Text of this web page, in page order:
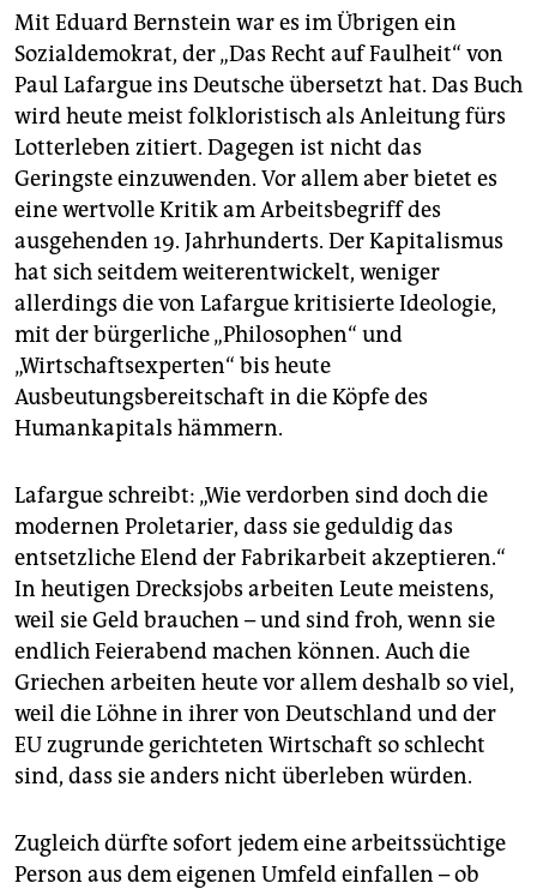
Mit Eduard Bernstein war es im Übrigen ein
Sozialdemokrat, der „Das Recht auf Faulheit“ von
Paul Lafargue ins Deutsche übersetzt hat. Das Buch
wird heute meist folk­loristisch als Anleitung fürs
Lotterleben zitiert. Dagegen ist nicht das
Geringste einzuwenden. Vor allem aber bietet es
eine wertvolle Kritik am Arbeitsbegriff des
ausgehenden 19. Jahrhunderts. Der Kapitalismus
hat sich seitdem weiterentwickelt, weniger
allerdings die von Lafargue kritisierte Ideologie,
mit der bürgerliche „Philosophen“ und
„Wirtschaftsexperten“ bis heute
Ausbeutungsbereitschaft in die Köpfe des
Humankapitals hämmern.
Lafargue schreibt: „Wie verdorben sind doch die
modernen Proletarier, dass sie geduldig das
entsetzliche Elend der Fabrikarbeit akzeptieren.“
In heutigen Drecksjobs arbeiten Leute meistens,
weil sie Geld brauchen – und sind froh, wenn sie
endlich Feierabend machen können. Auch die
Griechen arbeiten heute vor allem deshalb so viel,
weil die Löhne in ihrer von Deutschland und der
EU zugrunde gerichteten Wirtschaft so schlecht
sind, dass sie anders nicht überleben würden.
Zugleich dürfte sofort jedem eine arbeitssüchtige
Person aus dem eigenen Umfeld einfallen – ob